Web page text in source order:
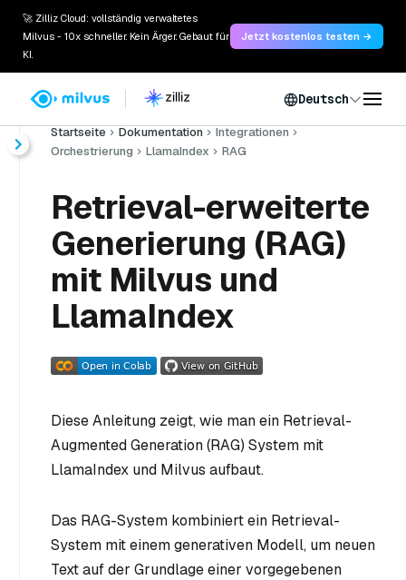
🚀 Zilliz Cloud: vollständig verwaltetes
Milvus - 10x schneller. Kein Ärger. Gebaut für
KI.
Jetzt kostenlos testen →
Deutsch
Startseite Dokumentation
Integrationen
Orchestrierung
LlamaIndex RAG
Retrieval-erweiterte
Generierung (RAG)
mit Milvus und
LlamaIndex
Diese Anleitung zeigt, wie man ein Retrieval-
Augmented Generation (RAG) System mit
LlamaIndex und Milvus aufbaut.
Das RAG-System kombiniert ein Retrieval-
System mit einem generativen Modell, um neuen
Text auf der Grundlage einer vorgegebenen